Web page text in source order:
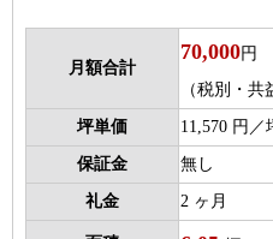
月額合計
70,000円
（税別・共
坪単価 11,570 円／
保証金 無し
礼金 2 ヶ月